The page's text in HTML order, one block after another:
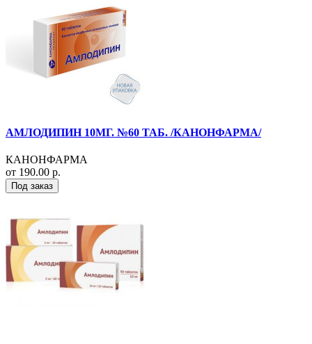
АМЛОДИПИН 10МГ. №60 ТАБ. /КАНОНФАРМА/
КАНОНФАРМА
от 190.00 р.
Под заказ